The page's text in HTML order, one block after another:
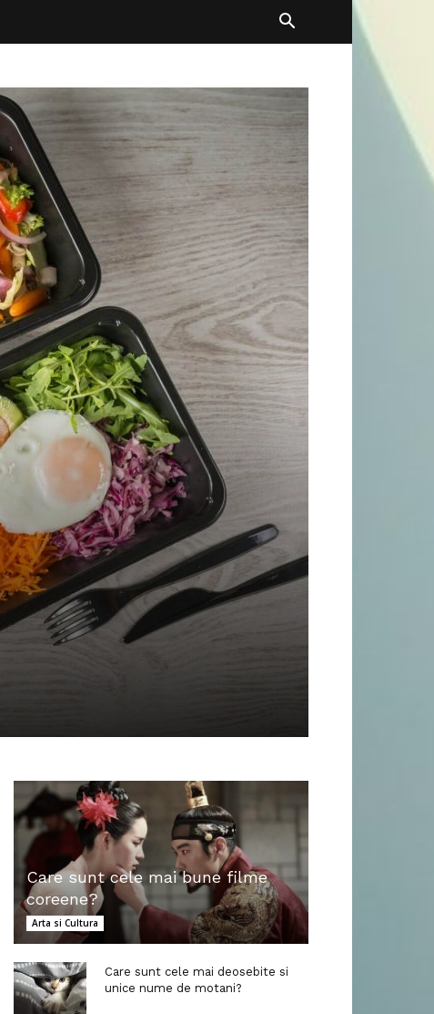
Care sunt cele mai bune filme
coreene?
Arta si Cultura
Care sunt cele mai deosebite si
unice nume de motani?